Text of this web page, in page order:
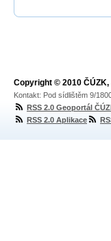
Copyright © 2010
Kontakt: Pod sídlištěm 9/
RSS 2.0 Geoportál
RSS 2.0 Aplikace